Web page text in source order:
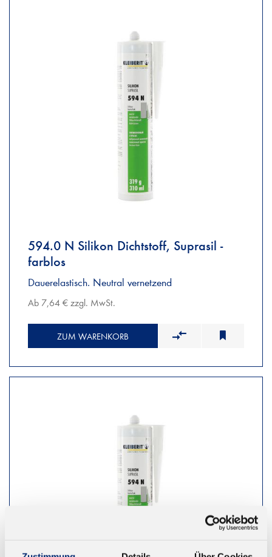
594.0 N Silikon Dichtstoff, Suprasil -
farblos
Dauerelastisch. Neutral vernetzend
Ab 7,64 € zzgl. MwSt.
ZUM WARENKORB